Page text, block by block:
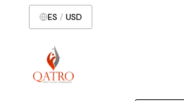
ES / USD